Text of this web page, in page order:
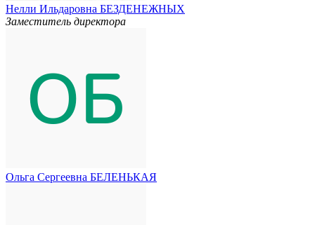
Нелли Ильдаровна БЕЗДЕНЕЖНЫХ
Заместитель директора
Ольга Сергеевна БЕЛЕНЬКАЯ